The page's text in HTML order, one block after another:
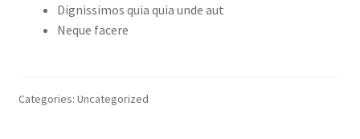
Dignissimos quia quia unde aut
Neque facere
Categories: Uncategorized